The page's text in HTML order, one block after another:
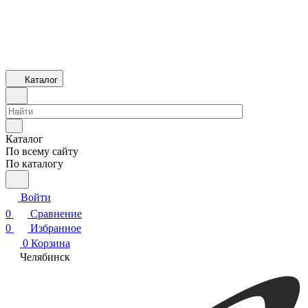
Каталог
Каталог
По всему сайту
По каталогу
Войти
0
Сравнение
0
Избранное
0 Корзина
Челябинск